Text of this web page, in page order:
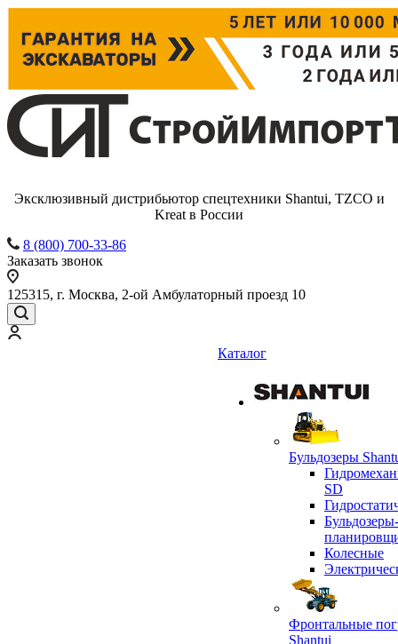
Эксклюзивный дистрибьютор спецтехники Shantui, TZCO и
Kreat в России
8 (800) 700-33-86
Заказать звонок
125315, г. Москва, 2-ой Амбулаторный проезд 10
Каталог
Бульдозеры
SD
Бульдозеры-
Колесные
Фронтальные
Shantui